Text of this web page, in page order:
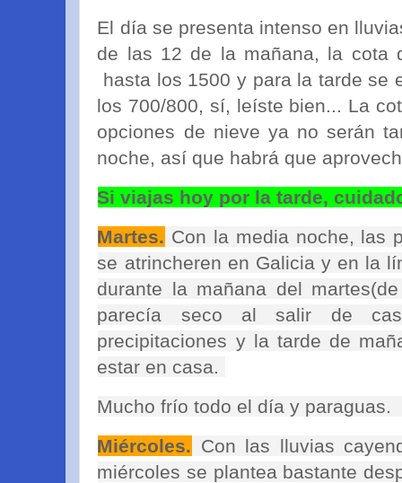
El día se presenta intenso en
de las 12 de la mañana, la cota
hasta los 1500 y para la tarde se
los 700/800, sí, leíste bien... La
opciones de nieve ya no serán
noche, así que habrá que
Si viajas hoy por la tarde,
Martes. Con la media noche, las
se atrincheren en Galicia y en la
durante la mañana del
parecía seco al salir de
precipitaciones y la tarde de
estar en casa.
Mucho frío todo el día y paraguas.
Miércoles. Con las lluvias
miércoles se plantea bastante